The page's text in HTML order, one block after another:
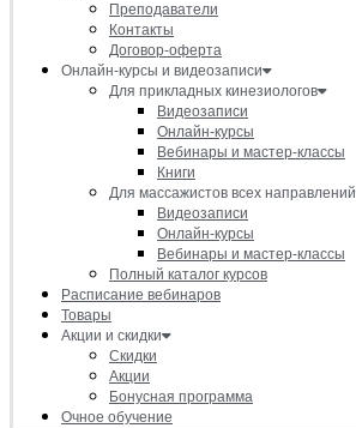
Преподаватели
Контакты
Договор-оферта
Онлайн-курсы и видеозаписи
Для прикладных кинезиологов
Видеозаписи
Онлайн-курсы
Вебинары и мастер-классы
Книги
Для массажистов всех направлений
Видеозаписи
Онлайн-курсы
Вебинары и мастер-классы
Полный каталог курсов
Расписание вебинаров
Товары
Акции и скидки
Скидки
Акции
Бонусная программа
Очное обучение